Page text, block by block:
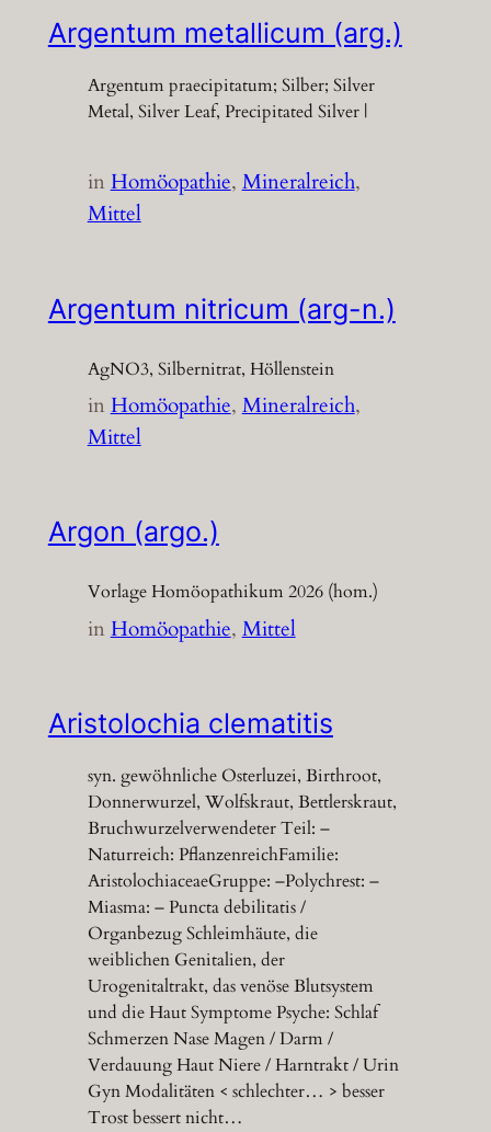
Argentum metallicum (arg.)
Argentum praecipitatum; Silber; Silver
Metal, Silver Leaf, Precipitated Silver |
inHomöopathie, Mineralreich
Mittel
Argentum nitricum (arg-n.)
AgNO3, Silbernitrat, Höllenstein
inHomöopathie, Mineralreich
Mittel
Argon (argo.)
Vorlage Homöopathikum 2026 (hom.)
inHomöopathie, Mittel
Aristolochia clematitis
syn. gewöhnliche Osterluzei, Birthroot,
Donnerwurzel, Wolfskraut, Bettlerskraut,
Bruchwurzelverwendeter Teil: –
Naturreich: PflanzenreichFamilie:
AristolochiaceaeGruppe: –Polychrest: –
Miasma: – Puncta debilitatis /
Organbezug Schleimhäute, die
weiblichen Genitalien, der
Urogenitaltrakt, das venöse Blutsystem
und die Haut Symptome Psyche: Schlaf
Schmerzen Nase Magen / Darm /
Verdauung Haut Niere / Harntrakt / Urin
Gyn Modalitäten < schlechter… > besser
Trost bessert nicht…